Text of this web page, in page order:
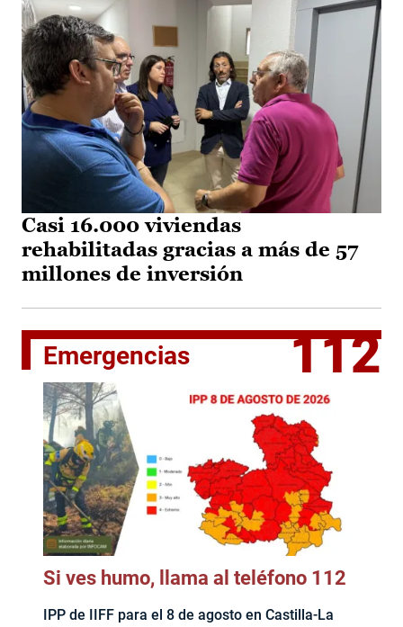
Casi 16.000 viviendas
rehabilitadas gracias a más de 57
millones de inversión
Emergencias 112
Si ves humo, llama al teléfono 112
IPP de IIFF para el 8 de agosto en Castilla-La